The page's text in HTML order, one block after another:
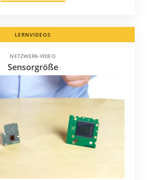
LERNVIDEOS
NETZWERK-VIDEO
Sensorgröße